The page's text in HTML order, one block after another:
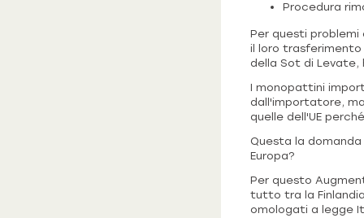
Procedura
Per questi
il loro trasferimento
della Sot di Levate,
I monopattini
dall'importatore,
quelle dell'UE
Questa la
Europa?
Per questo
tutto tra la
omologati a legge